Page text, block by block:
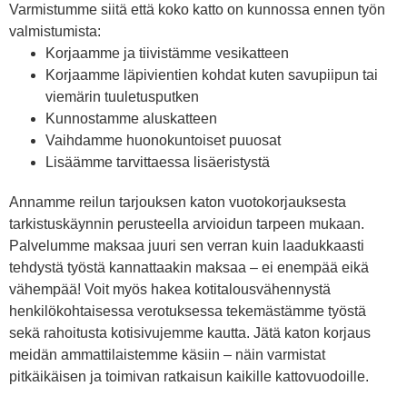
Varmistumme siitä että koko katto on kunnossa ennen työn
valmistumista:
Korjaamme ja tiivistämme vesikatteen
Korjaamme läpivientien kohdat kuten savupiipun tai
viemärin tuuletusputken
Kunnostamme aluskatteen
Vaihdamme huonokuntoiset puuosat
Lisäämme tarvittaessa lisäeristystä
Annamme reilun tarjouksen katon vuotokorjauksesta
tarkistuskäynnin perusteella arvioidun tarpeen mukaan.
Palvelumme maksaa juuri sen verran kuin laadukkaasti
tehdystä työstä kannattaakin maksaa – ei enempää eikä
vähempää! Voit myös hakea kotitalousvähennystä
henkilökohtaisessa verotuksessa tekemästämme työstä
sekä rahoitusta kotisivujemme kautta. Jätä katon korjaus
meidän ammattilaistemme käsiin – näin varmistat
pitkäikäisen ja toimivan ratkaisun kaikille kattovuodoille.